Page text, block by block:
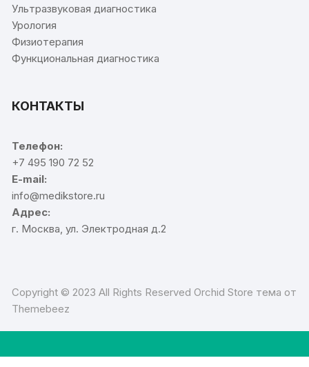
Ультразвуковая диагностика
Урология
Физиотерапия
Функциональная диагностика
КОНТАКТЫ
Телефон:
+7 495 190 72 52
E-mail:
info@medikstore.ru
Адрес:
г. Москва, ул. Электродная д.2
Copyright © 2023 All Rights Reserved Orchid Store тема от
Themebeez